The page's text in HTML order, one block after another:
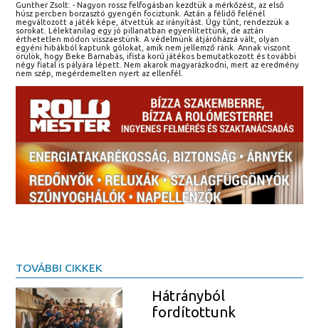
Gunther Zsolt: - Nagyon rossz felfogásban kezdtük a mérkőzést, az első
húsz percben borzasztó gyengén fociztunk. Aztán a félidő felénél
megváltozott a játék képe, átvettük az irányítást. Úgy tűnt, rendezzük a
sorokat. Lélektanilag egy jó pillanatban egyenlítettünk, de aztán
érthetetlen módon visszaestünk. A védelmünk átjáróházzá vált, olyan
egyéni hibákból kaptunk gólokat, amik nem jellemző ránk. Annak viszont
örülök, hogy Beke Barnabás, ifista korú játékos bemutatkozott és további
négy fiatal is pályára lépett. Nem akarok magyarázkodni, mert az eredmény
nem szép, megérdemelten nyert az ellenfél.
TOVÁBBI CIKKEK
Hátrányból
fordítottunk